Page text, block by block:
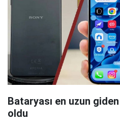
Bataryası en uzun
oldu